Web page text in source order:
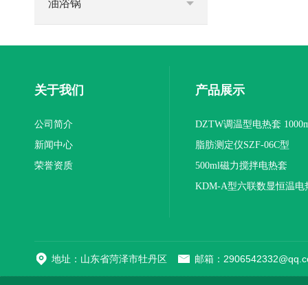
油浴锅
关于我们
公司简介
新闻中心
荣誉资质
产品展示
DZTW调温型电热套
联
脂肪测定仪SZF-06C型
500ml磁力搅拌电热套
KDM-A型六联数显恒温电
地址：山东省菏泽市牡丹区 邮箱：